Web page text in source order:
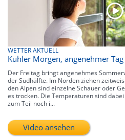
WETTER AKTUELL
Kühler Morgen, angenehmer Tag
Der Freitag bringt angenehmes
der Südhälfte. Im Norden ziehen
den Alpen sind einzelne Schauer oder
es trocken. Die Temperaturen sind
zum Teil noch i...
Video ansehen